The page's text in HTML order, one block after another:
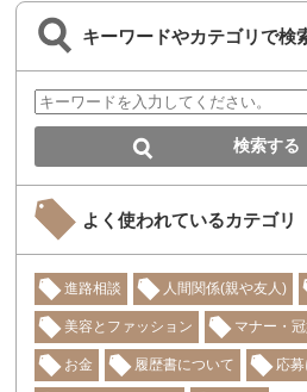
キーワードやカテゴリで検
よく使われているカテゴリ
進路相談 人間関係(親や友人)
美容とファッション マナー・
お金 履歴書について 応